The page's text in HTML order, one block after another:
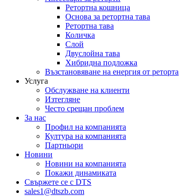
Ретортна кошница
Основа за ретортна тава
Ретортна тава
Количка
Слой
Двуслойна тава
Хибридна подложка
Възстановяване на енергия от реторта
Услуга
Обслужване на клиенти
Изтегляне
Често срещан проблем
За нас
Профил на компанията
Култура на компанията
Партньори
Новини
Новини на компанията
Покажи динамиката
Свържете се с DTS
sales1@dtszb.com